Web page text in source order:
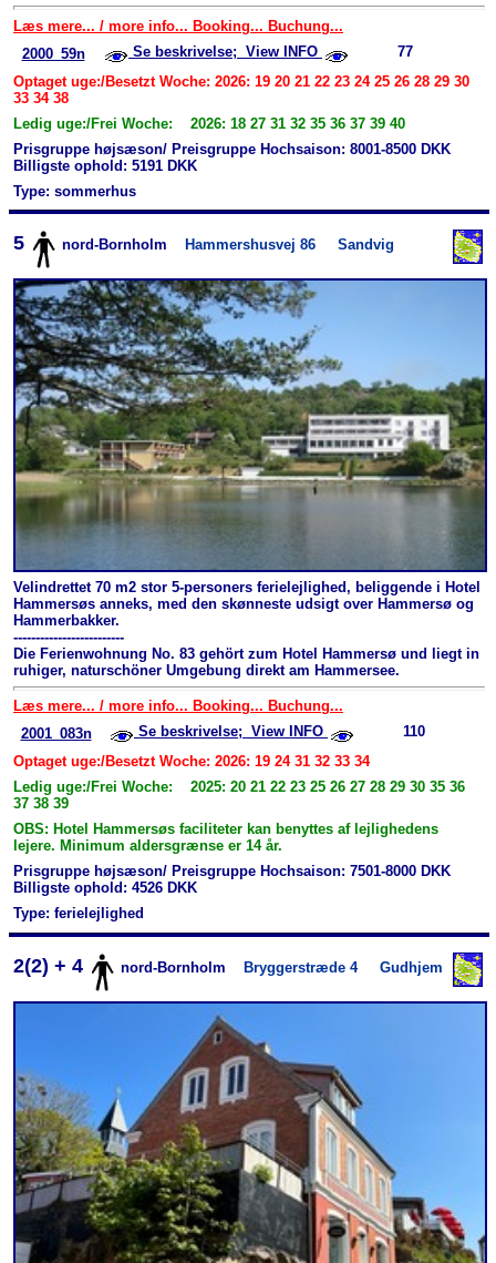
Læs mere... / more info... Booking... Buchung...
2000_59n
Se beskrivelse; View INFO
77
Optaget uge:/Besetzt Woche: 2026: 19 20 21 22 23 24 25 26 28 29 30
33 34 38
Ledig uge:/Frei Woche: 2026: 18 27 31 32 35 36 37 39 40
Prisgruppe højsæson/ Preisgruppe Hochsaison: 8001-8500 DKK
Billigste ophold: 5191 DKK
Type: sommerhus
5 nord-Bornholm Hammershusvej 86 Sandvig
Velindrettet 70 m2 stor 5-personers ferielejlighed, beliggende i Hotel
Hammersøs anneks, med den skønneste udsigt over Hammersø og
Hammerbakker.
-------------------------
Die Ferienwohnung No. 83 gehört zum Hotel Hammersø und liegt in
ruhiger, naturschöner Umgebung direkt am Hammersee.
Læs mere... / more info... Booking... Buchung...
2001_083n
Se beskrivelse; View INFO
110
Optaget uge:/Besetzt Woche: 2026: 19 24 31 32 33 34
Ledig uge:/Frei Woche: 2025: 20 21 22 23 25 26 27 28 29 30 35 36
37 38 39
OBS: Hotel Hammersøs faciliteter kan benyttes af lejlighedens
lejere. Minimum aldersgrænse er 14 år.
Prisgruppe højsæson/ Preisgruppe Hochsaison: 7501-8000 DKK
Billigste ophold: 4526 DKK
Type: ferielejlighed
2(2) + 4 nord-Bornholm Bryggerstræde 4 Gudhjem